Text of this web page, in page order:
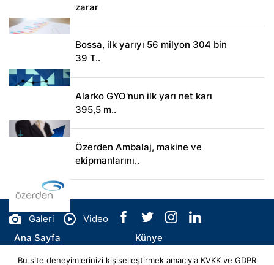
zarar
Bossa, ilk yarıyı 56 milyon 304 bin
39 T..
Alarko GYO'nun ilk yarı net karı
395,5 m..
Özerden Ambalaj, makine ve
ekipmanlarını..
Galeri
Video
Ana Sayfa
Künye
İletişim
Bu site deneyimlerinizi kişiselleştirmek amacıyla KVKK ve GDPR